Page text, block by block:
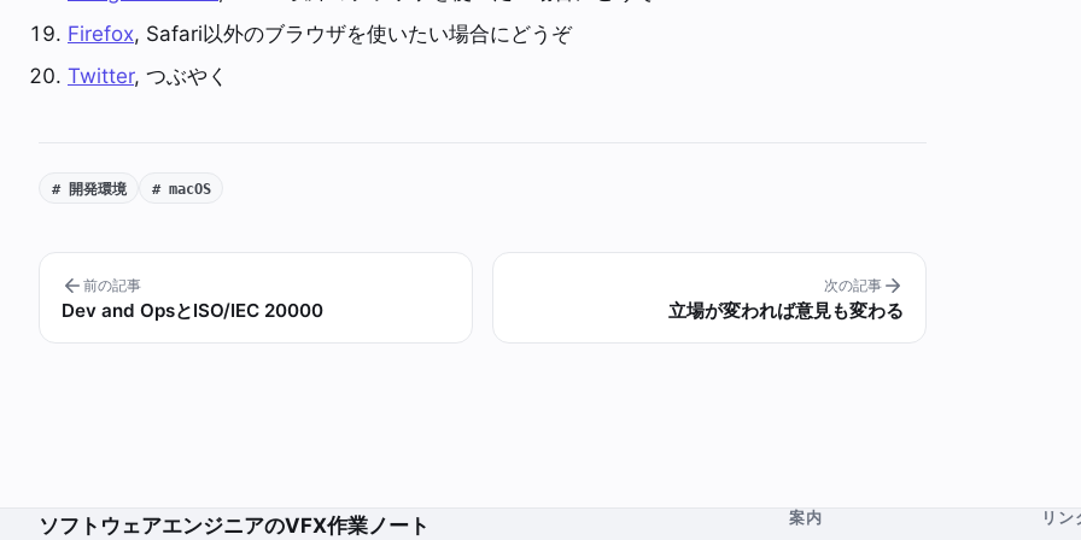
Firefox, Safari以外のブラウザを使いたい場合にどうぞ
Twitter, つぶやく
# 開発環境 # macOS
前の記事
Dev and OpsとISO/IEC 20000
次の記事
立場が変われば意見も変わる
ソフトウェアエンジニアのVFX作業ノート 案内 リン